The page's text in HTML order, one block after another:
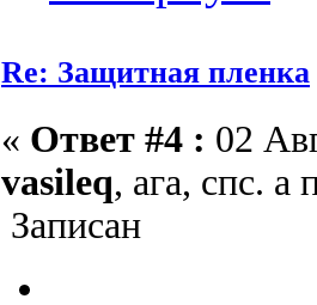
Re: Защитная пленка
« Ответ #4 : 02
vasileq, ага, спс. а
Записан